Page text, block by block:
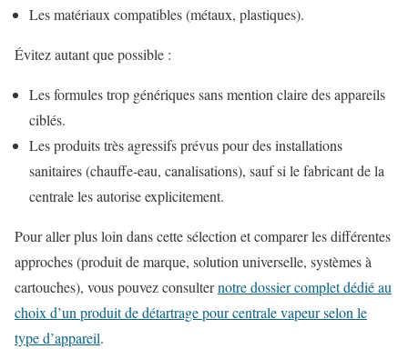
Les matériaux compatibles (métaux, plastiques).
Évitez autant que possible :
Les formules trop génériques sans mention claire des appareils
ciblés.
Les produits très agressifs prévus pour des installations
sanitaires (chauffe-eau, canalisations), sauf si le fabricant de la
centrale les autorise explicitement.
Pour aller plus loin dans cette sélection et comparer les différentes
approches (produit de marque, solution universelle, systèmes à
cartouches), vous pouvez consulternotre dossier complet dédié au
choix d’un produit de détartrage pour centrale vapeur selon le
type d’appareil.